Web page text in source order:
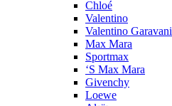
Chloé
Valentino
Valentino Garavani
Max Mara
Sportmax
‘S Max Mara
Givenchy
Loewe